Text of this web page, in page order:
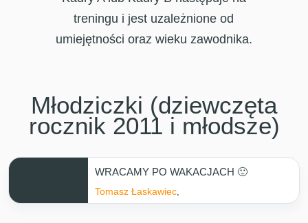
treningu i jest uzależnione od
umiejętności oraz wieku zawodnika.
Młodziczki (dziewczęta
rocznik 2011 i młodsze)
WRACAMY PO WAKACJACH 🙂
Tomasz Łaskawiec,